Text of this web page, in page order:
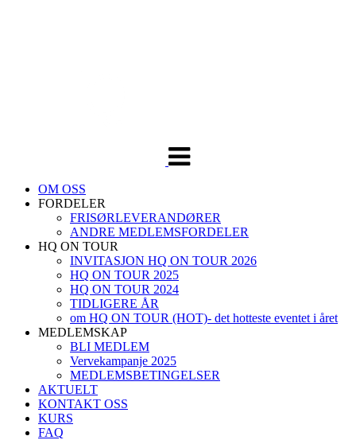
OM OSS
FORDELER
FRISØRLEVERANDØRER
ANDRE MEDLEMSFORDELER
HQ ON TOUR
INVITASJON HQ ON TOUR 2026
HQ ON TOUR 2025
HQ ON TOUR 2024
TIDLIGERE ÅR
om HQ ON TOUR (HOT)- det hotteste eventet i året
MEDLEMSKAP
BLI MEDLEM
Vervekampanje 2025
MEDLEMSBETINGELSER
AKTUELT
KONTAKT OSS
KURS
FAQ